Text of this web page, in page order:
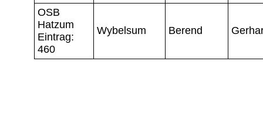
OSB
Hatzum
Eintrag:
460
Wybelsum Berend